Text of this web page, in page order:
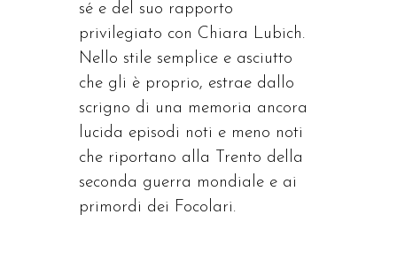
sé e del suo rapporto
privilegiato con Chiara Lubich.
Nello stile semplice e asciutto
che gli è proprio, estrae dallo
scrigno di una memoria ancora
lucida episodi noti e meno noti
che riportano alla Trento della
seconda guerra mondiale e ai
primordi dei Focolari.